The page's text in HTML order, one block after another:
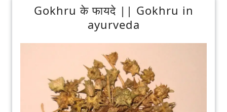
Gokhru के फायदे || Gokhru in
ayurveda